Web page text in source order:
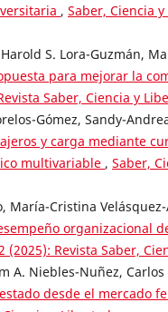
, Saber, Ciencia
S. Lora-Guzmán,
para mejorar la
Saber, Ciencia y
Gómez, Sandy-
y carga mediante
multivariable , Saber,
María-Cristina
organizacional
(2025): Revista Saber,
A. Niebles-Nuñez, Carlos
desde el mercado